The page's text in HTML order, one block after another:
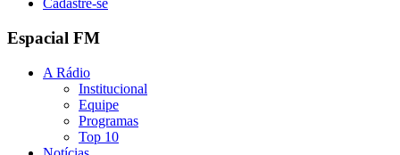
Cadastre-se
Espacial FM
A Rádio
Institucional
Equipe
Programas
Top 10